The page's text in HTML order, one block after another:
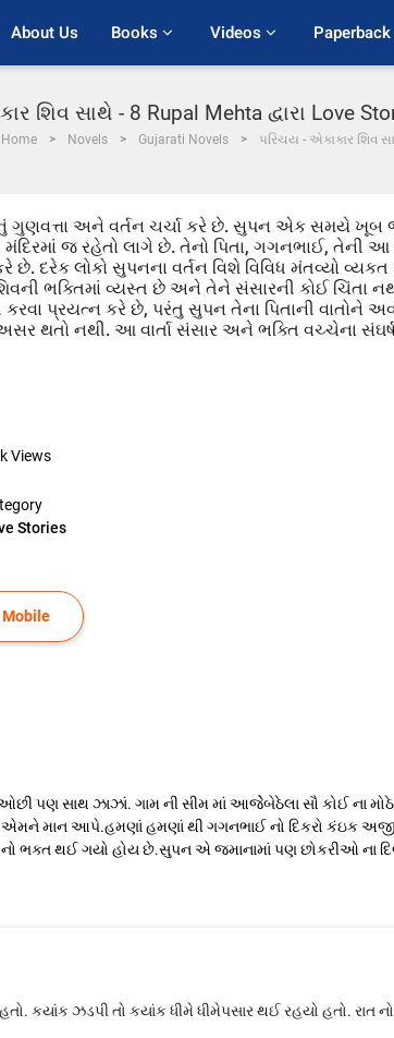
About Us Books Videos Paperback
શિવ સાથે - 8 Rupal Mehta દ્વારા Love
Home Novels Gujarati Novels પરિચય - એકાકાર શિવ
ગુણવત્તા અને વર્તન ચર્ચા કરે છે. સુપન એક સમયે
જ રહેતો લાગે છે. તેનો પિતા, ગગનભાઈ, તેની
છે. દરેક લોકો સુપનના વર્તન વિશે વિવિધ મંતવ્યો
ભક્તિમાં વ્યસ્ત છે અને તેને સંસારની કોઈ ચિંતા
પ્રયત્ન કરે છે, પરંતુ સુપન તેના પિતાની વાતોને
થતો નથી. આ વાર્તા સંસાર અને ભક્તિ વચ્ચેના
Views
Stories
Mobile
પણ સાથ ઝાઝાં. ગામ ની સીમ માં આજેેબેઠેલા સૌ કોઈ ના મોઠે
એમને માન આપે.હમણાં હમણાં થી ગગનભાઈ નો દિકરો કંઇક
ભક્ત થઈ ગયો હોય છે.સુપન એ જમાનામાં પણ છોકરીઓ ના દિલ
કયાંક ઝડપી તો કયાંક ધીમે ધીમેપસાર થઈ રહયો હતો. રાત